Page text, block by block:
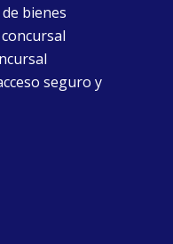
bienes
seguro y